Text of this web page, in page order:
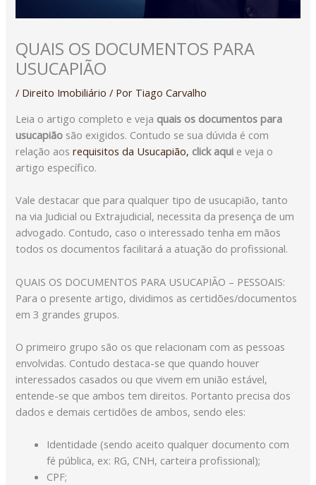
QUAIS OS DOCUMENTOS PARA
USUCAPIÃO
/ Direito Imobiliário / Por Tiago Carvalho
Leia o artigo completo e veja quais os documentos para
usucapião são exigidos. Contudo se sua dúvida é com
relação aosrequisitos da Usucapião, click aqui e veja o
artigo específico.
Vale destacar que para qualquer tipo de usucapião, tanto
na via Judicial ou Extrajudicial, necessita da presença de um
advogado. Contudo, caso o interessado tenha em mãos
todos os documentos facilitará a atuação do profissional.
QUAIS OS DOCUMENTOS PARA USUCAPIÃO – PESSOAIS:
Para o presente artigo, dividimos as certidões/documentos
em 3 grandes grupos.
O primeiro grupo são os que relacionam com as pessoas
envolvidas. Contudo destaca-se que quando houver
interessados casados ou que vivem em união estável,
entende-se que ambos tem direitos. Portanto precisa dos
dados e demais certidões de ambos, sendo eles:
Identidade (sendo aceito qualquer documento com
fé pública, ex: RG, CNH, carteira profissional);
CPF;